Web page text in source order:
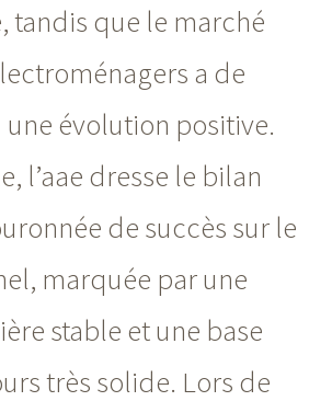
tandis que le marché
a de
évolution positive.
l’aae dresse le bilan
de succès sur le
marquée par une
stable et une base
très solide. Lors de